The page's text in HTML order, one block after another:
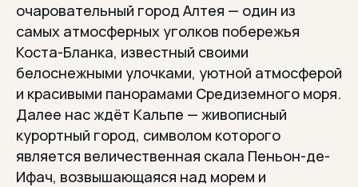
очаровательный город Алтея — один из
самых атмосферных уголков побережья
Коста-Бланка, известный своими
белоснежными улочками, уютной атмосферой
и красивыми панорамами Средиземного моря.
Далее нас ждёт Кальпе — живописный
курортный город, символом которого
является величественная скала Пеньон-де-
Ифач, возвышающаяся над морем и